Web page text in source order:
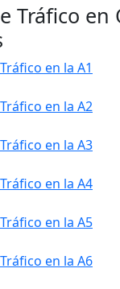
Tráfico en
en la A1
en la A2
en la A3
en la A4
en la A5
en la A6